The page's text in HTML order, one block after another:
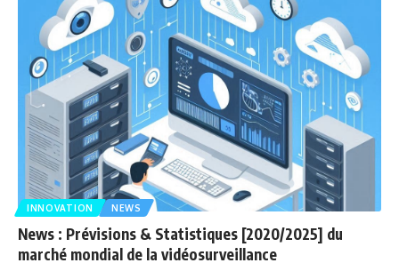
INNOVATION NEWS
News : Prévisions & Statistiques [2020/2025] du
marché mondial de la vidéosurveillance